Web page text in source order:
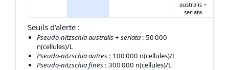
australis +
seriata
Seuils d'alerte :
Pseudo-nitzschia australis + seriata : 50 000
n(cellules)/L
Pseudo-nitzschia autres : 100 000 n(cellules)/L
Pseudo-nitzschia fines : 300 000 n(cellules)/L